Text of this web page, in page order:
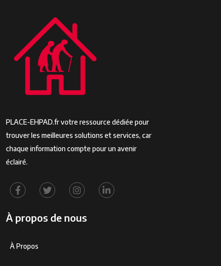
PLACE-EHPAD.fr votre ressource dédiée pour
trouver les meilleures solutions et services, car
chaque information compte pour un avenir
éclairé.
À propos de nous
À Propos